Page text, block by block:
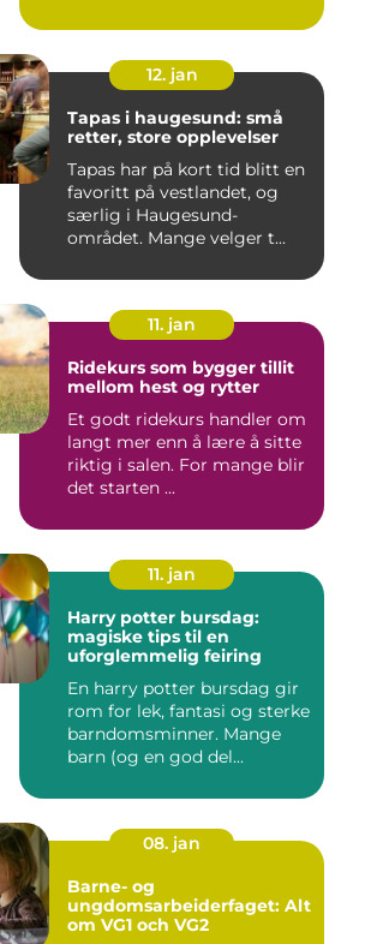
12. jan
Tapas i haugesund: små
retter, store opplevelser
Tapas har på kort tid blitt en
favoritt på vestlandet, og
særlig i Haugesund-
området. Mange velger t...
11. jan
Ridekurs som bygger tillit
mellom hest og rytter
Et godt ridekurs handler om
langt mer enn å lære å sitte
riktig i salen. For mange blir
det starten ...
11. jan
Harry potter bursdag:
magiske tips til en
uforglemmelig feiring
En harry potter bursdag gir
rom for lek, fantasi og sterke
barndomsminner. Mange
barn (og en god del...
08. jan
Barne- og
ungdomsarbeiderfaget: Alt
om VG1 och VG2